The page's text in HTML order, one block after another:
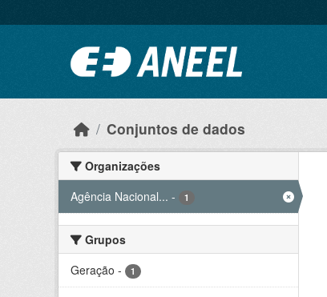
Conjuntos de dados
Organizações
Agência Nacional... - 1
Grupos
Geração - 1